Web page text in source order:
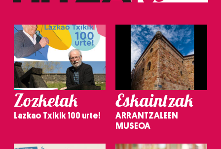
Zozketak
Lazkao Txikik 100 urte!
Eskaintzak
ARRANTZALEEN
MUSEOA